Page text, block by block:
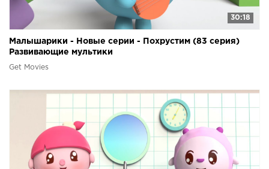
30:18
Малышарики - Новые серии - Похрустим (83 серия)
Развивающие мультики
Get Movies